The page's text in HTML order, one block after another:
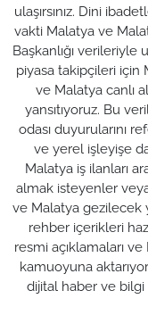
ulaşırsınız. Dini
vakti Malatya ve
Başkanlığı verileriyle
piyasa takipçileri için
ve Malatya canlı
yansıtıyoruz. Bu
odası duyurularını
ve yerel işleyişe
Malatya iş ilanları
almak isteyenler
ve Malatya gezilecek
rehber içerikleri
resmi açıklamaları
kamuoyuna
dijital haber ve bilgi